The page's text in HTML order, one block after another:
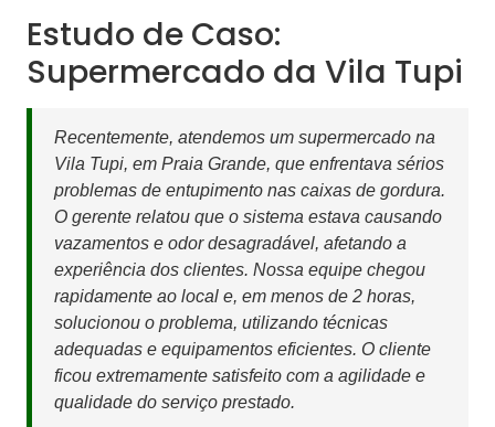
Estudo de Caso:
Supermercado da Vila Tupi
Recentemente, atendemos um supermercado na
Vila Tupi, em Praia Grande, que enfrentava sérios
problemas de entupimento nas caixas de gordura.
O gerente relatou que o sistema estava causando
vazamentos e odor desagradável, afetando a
experiência dos clientes. Nossa equipe chegou
rapidamente ao local e, em menos de 2 horas,
solucionou o problema, utilizando técnicas
adequadas e equipamentos eficientes. O cliente
ficou extremamente satisfeito com a agilidade e
qualidade do serviço prestado.